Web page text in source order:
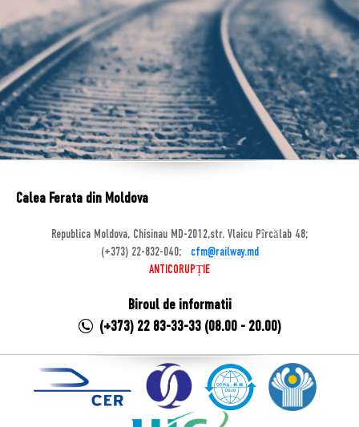
Calea Ferata din Moldova
Republica Moldova, Chisinau MD-2012,str. Vlaicu Pîrcălab 48;
(+373) 22-832-040;
cfm@railway.md
ANTICORUPȚIE
Biroul de informatii
(+373) 22 83-33-33 (08.00 - 20.00)